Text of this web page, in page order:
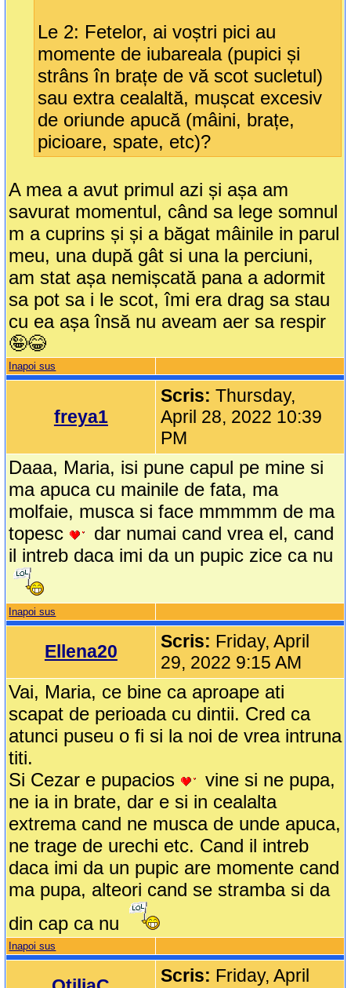
Le 2: Fetelor, ai voștri pici au
momente de iubareala (pupici și
strâns în brațe de vă scot sucletul)
sau extra cealaltă, mușcat excesiv
de oriunde apucă (mâini, brațe,
picioare, spate, etc)?
A mea a avut primul azi și așa am
savurat momentul, când sa lege somnul
m a cuprins și și a băgat mâinile in parul
meu, una după gât si una la perciuni,
am stat așa nemișcată pana a adormit
sa pot sa i le scot, îmi era drag sa stau
cu ea așa însă nu aveam aer sa respir
🤪😂
Inapoi sus
freya1
Scris:Thursday,
April 28, 2022 10:39
PM
Daaa, Maria, isi pune capul pe mine si
ma apuca cu mainile de fata, ma
molfaie, musca si face mmmmm de ma
topesc
dar numai cand vrea el, cand
il intreb daca imi da un pupic zice ca nu
Inapoi sus
Ellena20 Scris: Friday, April
29, 2022 9:15 AM
Vai, Maria, ce bine ca aproape ati
scapat de perioada cu dintii. Cred ca
atunci puseu o fi si la noi de vrea intruna
titi.
Si Cezar e pupacios
vine si ne pupa,
ne ia in brate, dar e si in cealalta
extrema cand ne musca de unde apuca,
ne trage de urechi etc. Cand il intreb
daca imi da un pupic are momente cand
ma pupa, alteori cand se stramba si da
din cap ca nu
Inapoi sus
Scris: Friday, April